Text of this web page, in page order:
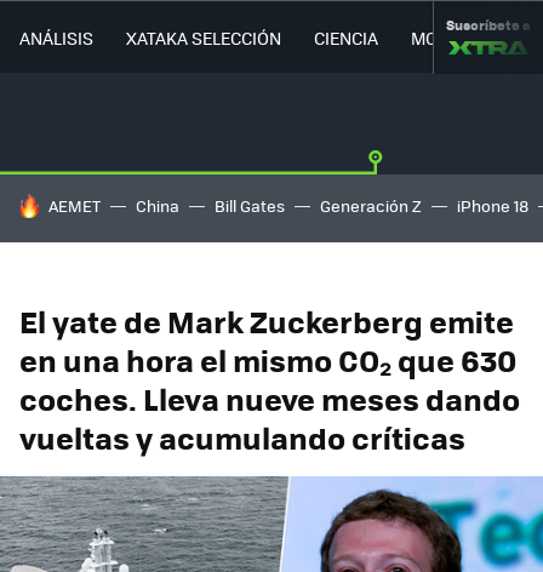
ANÁLISIS XATAKA SELECCIÓN CIENCIA MOVILIDAD
Suscríbete a
HOY SE HABLA DE
AEMET China Bill Gates Generación Z iPhone 18
El yate de Mark Zuckerberg emite
en una hora el mismo CO₂ que 630
coches. Lleva nueve meses dando
vueltas y acumulando críticas